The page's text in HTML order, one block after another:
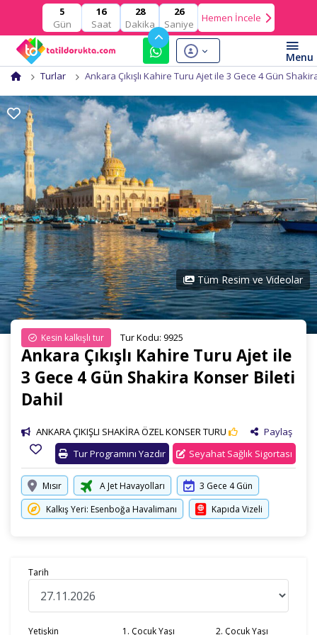
5
Gün
16
Saat
28
Dakika
25
Saniye
Hemen İncele
Turlar Ankara Çıkışlı Kahire Turu Ajet ile 3 Gece 4 Gün
Tüm Resim ve Videolar
Kesin kalkışlı tur Tur Kodu: 9925
Ankara Çıkışlı Kahire Turu Ajet ile
3 Gece 4 Gün Shakira Konser Bileti
Dahil
ANKARA ÇIKIŞLI SHAKİRA ÖZEL KONSER TURU
Paylaş
Seyahat Sağlık Sigortası
Tur Programını Yazdır
Mısır A Jet Havayolları
3 Gece 4 Gün
Kalkış Yeri: Esenboğa Havalimanı
Kapıda Vizeli
Tarih
Yetişkin 1. Çocuk Yaşı 2. Çocuk Yaşı